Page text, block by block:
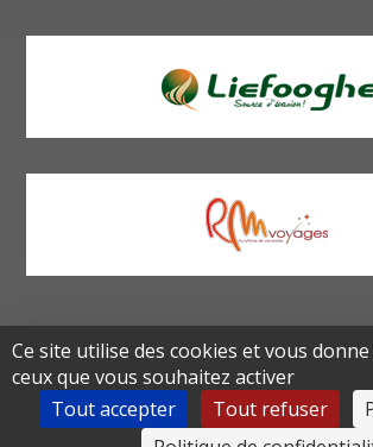
Mentions légales|Données personnelles |
|Conditions générales de
Ce site utilise des cookies et vous
ceux que vous souhaitez activer
Tout accepter
Tout refuser